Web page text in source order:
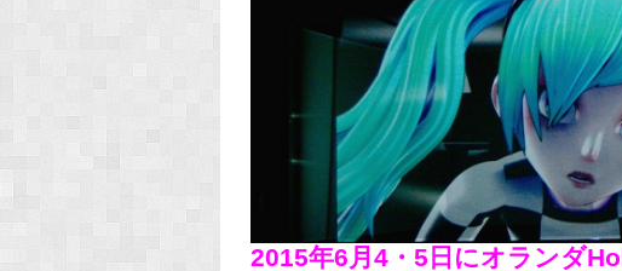
k
2015年6月4・5日にオランダ